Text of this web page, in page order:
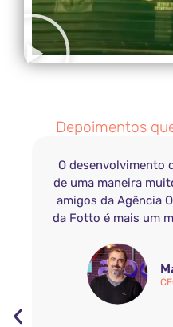
Depoimentos
O desenvolvimento
de uma maneira
amigos da Agência
da Fotto é mais um